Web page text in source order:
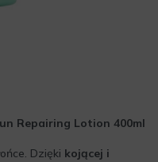
Repairing Lotion 400ml
Dzięki kojącej i